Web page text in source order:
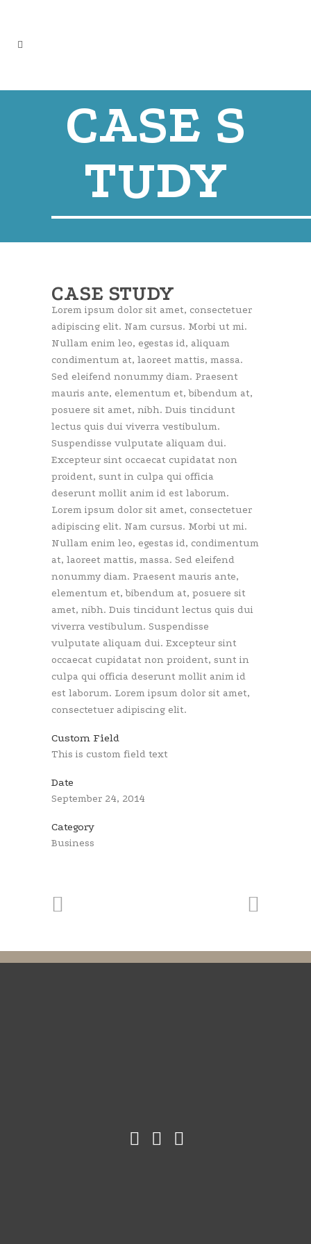
CASE S
TUDY
CASE STUDY
Lorem ipsum dolor sit amet, consectetuer
adipiscing elit. Nam cursus. Morbi ut mi.
Nullam enim leo, egestas id, aliquam
condimentum at, laoreet mattis, massa.
Sed eleifend nonummy diam. Praesent
mauris ante, elementum et, bibendum at,
posuere sit amet, nibh. Duis tincidunt
lectus quis dui viverra vestibulum.
Suspendisse vulputate aliquam dui.
Excepteur sint occaecat cupidatat non
proident, sunt in culpa qui officia
deserunt mollit anim id est laborum.
Lorem ipsum dolor sit amet, consectetuer
adipiscing elit. Nam cursus. Morbi ut mi.
Nullam enim leo, egestas id, condimentum
at, laoreet mattis, massa. Sed eleifend
nonummy diam. Praesent mauris ante,
elementum et, bibendum at, posuere sit
amet, nibh. Duis tincidunt lectus quis dui
viverra vestibulum. Suspendisse
vulputate aliquam dui. Excepteur sint
occaecat cupidatat non proident, sunt in
culpa qui officia deserunt mollit anim id
est laborum. Lorem ipsum dolor sit amet,
consectetuer adipiscing elit.
Custom Field
This is custom field text
Date
September 24, 2014
Category
Business